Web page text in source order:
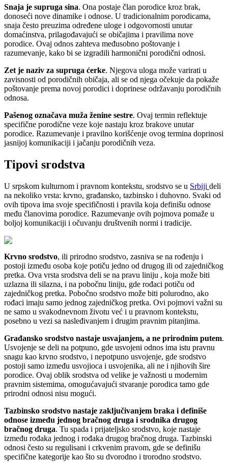
Snaja je supruga sina. Ona postaje član porodice kroz brak,
donoseći nove dinamike i odnose. U tradicionalnim porodicama,
snaja često preuzima određene uloge i odgovornosti unutar
domaćinstva, prilagođavajući se običajima i pravilima nove
porodice. Ovaj odnos zahteva međusobno poštovanje i
razumevanje, kako bi se izgradili harmonični porodični odnosi.
Zet je naziv za supruga ćerke. Njegova uloga može varirati u
zavisnosti od porodičnih običaja, ali se od njega očekuje da pokaže
poštovanje prema novoj porodici i doprinese održavanju porodičnih
odnosa.
Pašenog označava muža ženine sestre. Ovaj termin reflektuje
specifične porodične veze koje nastaju kroz brakove unutar
porodice. Razumevanje i pravilno korišćenje ovog termina doprinosi
jasnijoj komunikaciji i jačanju porodičnih veza.
Tipovi srodstva
U srpskom kulturnom i pravnom kontekstu, srodstvo se u Srbiji deli
na nekoliko vrsta: krvno, građansko, tazbinsko i duhovno. Svaki od
ovih tipova ima svoje specifičnosti i pravila koja definišu odnose
među članovima porodice. Razumevanje ovih pojmova pomaže u
boljoj komunikaciji i očuvanju društvenih normi i tradicije.
Krvno srodstvo, ili prirodno srodstvo, zasniva se na rođenju i
postoji između osoba koje potiču jedno od drugog ili od zajedničkog
pretka. Ova vrsta srodstva deli se na pravu liniju , koja može biti
uzlazna ili silazna, i na pobočnu liniju, gde rođaci potiču od
zajedničkog pretka. Pobočno srodstvo može biti polurodno, ako
rođaci imaju samo jednog zajedničkog pretka. Ovi pojmovi važni su
ne samo u svakodnevnom životu već i u pravnom kontekstu,
posebno u vezi sa nasleđivanjem i drugim pravnim pitanjima.
Građansko srodstvo nastaje usvajanjem, a ne prirodnim putem.
Usvojenje se deli na potpuno, gde usvojeni odnos ima istu pravnu
snagu kao krvno srodstvo, i nepotpuno usvojenje, gde srodstvo
postoji samo između usvojioca i usvojenika, ali ne i njihovih šire
porodice. Ovaj oblik srodstva od velike je važnosti u modernim
pravnim sistemima, omogućavajući stvaranje porodica tamo gde
prirodni odnosi nisu mogući.
Tazbinsko srodstvo nastaje zaključivanjem braka i definiše
odnose između jednog bračnog druga i srodnika drugog
bračnog druga. Tu spada i prijateljsko srodstvo, koje nastaje
između rođaka jednog i rođaka drugog bračnog druga. Tazbinski
odnosi često su regulisani i crkvenim pravom, gde se definišu
specifične kategorije kao što su dvorodno i trorodno srodstvo.